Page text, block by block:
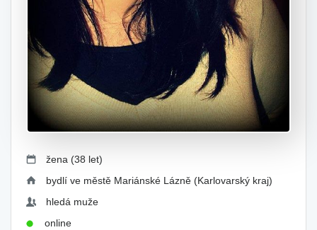
žena (38 let)
bydlí ve městě Mariánské Lázně (Karlovarský kraj)
hledá muže
online